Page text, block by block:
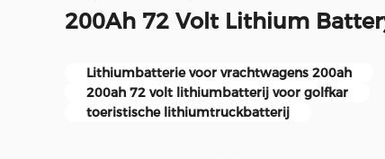
200Ah 72 Volt Lithium
Lithiumbatterie voor vrachtwagens 200ah
200ah 72 volt lithiumbatterij voor golfkar
toeristische lithiumtruckbatterij